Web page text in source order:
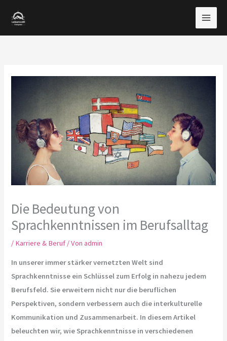
Inhalt
springen
Die Bedeutung von
Sprachkenntnissen im Berufsalltag
/ Karriere & Beruf / Vonadmin
In unserer immer stärker vernetzten Welt sind
Sprachkenntnisse ein Schlüssel zum Erfolg in nahezu jedem
Berufsfeld. Sie erweitern nicht nur die beruflichen
Perspektiven, sondern verbessern auch die interkulturelle
Kommunikation und Zusammenarbeit. In diesem Artikel
beleuchten wir, wie Sprachkenntnisse in verschiedenen